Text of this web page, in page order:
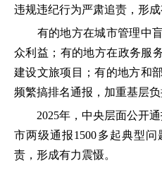
违规违纪行为严肃追责，形
有的地方在城市管理中盲
众利益；有的地方在政务服
建设文旅项目；有的地方和
频繁搞排名通报，加重基层
2025年，中央层面公开通
市两级通报1500多起典型
责，形成有力震慑。